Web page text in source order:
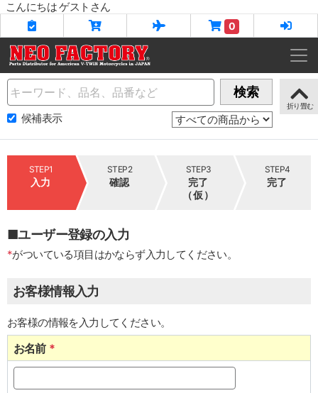
こんにちは ゲストさん
0
Name 検索
候補表示
STEP1
入力
STEP2
確認
STEP3
完了
（仮）
STEP4
完了
■ユーザー登録の入力
*がついている項目はかならず入力してください。
お客様情報入力
お客様の情報を入力してください。
お名前 *